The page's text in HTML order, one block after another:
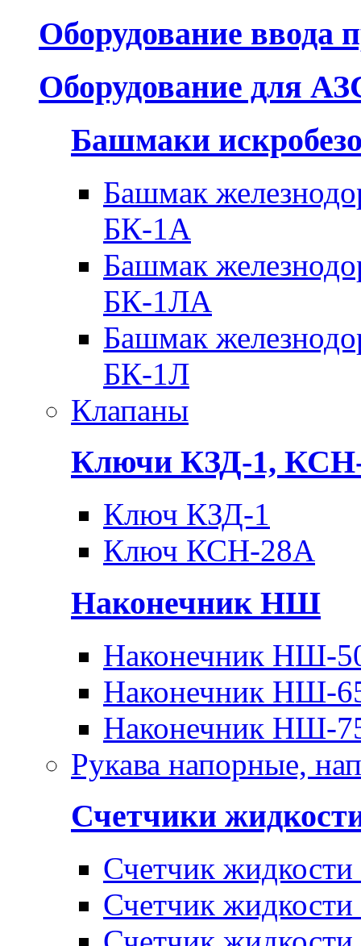
Оборудование ввода
Оборудование для
Башмаки
Башмак
БК-1А
Башмак
БК-1ЛА
Башмак
БК-1Л
Клапаны
Ключи КЗД-1,
Ключ КЗД-1
Ключ КСН-28А
Наконечник НШ
Наконечник НШ-
Наконечник НШ-
Наконечник НШ-
Рукава напорные,
Счетчики
Счетчик
Счетчик